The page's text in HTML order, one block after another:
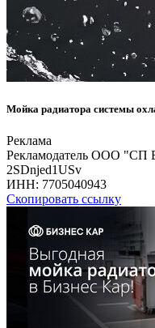
Мойка радиатора системы
Реклама
Рекламодатель ООО
2SDnjed1USv
ИНН: 7705040943
Скопировать ссылку